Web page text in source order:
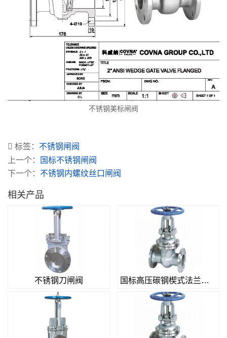
不锈钢美标闸阀
标签： 不锈钢闸阀
上一个：
国标不锈钢闸阀
下一个： 不锈钢内螺纹丝口闸阀
相关产品
不锈钢刀闸阀 国标高压碳钢楔式法兰闸阀